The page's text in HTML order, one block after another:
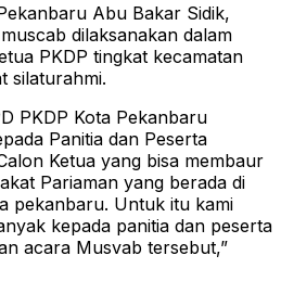
Abu Bakar Sidik,
dilaksanakan dalam
PKDP tingkat kecamatan
silaturahmi.
PKDP Kota Pekanbaru
Panitia dan Peserta
Ketua yang bisa membaur
Pariaman yang berada di
pekanbaru. Untuk itu kami
kepada panitia dan peserta
acara Musvab tersebut,”